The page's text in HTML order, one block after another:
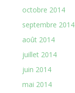
octobre 2014
septembre 2014
août 2014
juillet 2014
juin 2014
mai 2014